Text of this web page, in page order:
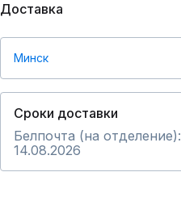
Доставка
Минск
Сроки доставки
Белпочта (на отделение):
14.08.2026